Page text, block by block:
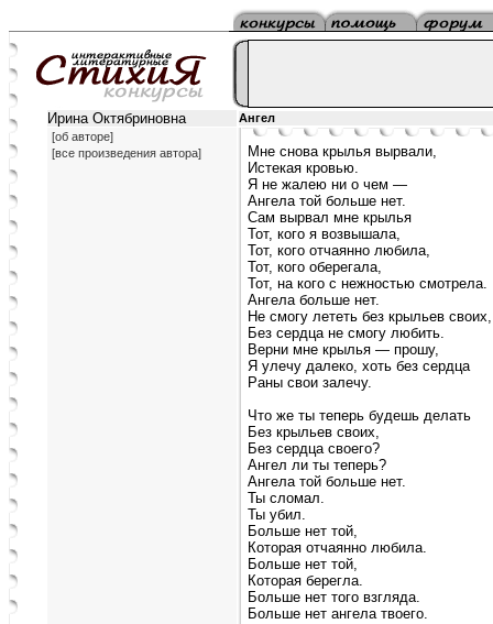
Ирина Октябриновна
Ангел
[об авторе]
[все произведения автора]
Мне снова крылья вырвали,
Истекая кровью.
Я не жалею ни о чем —
Ангела той больше нет.
Сам вырвал мне крылья
Тот, кого я возвышала,
Тот, кого отчаянно любила,
Тот, кого оберегала,
Тот, на кого с нежностью смотрела.
Ангела больше нет.
Не смогу лететь без крыльев своих,
Без сердца не смогу любить.
Верни мне крылья — прошу,
Я улечу далеко, хоть без сердца
Раны свои залечу.
Что же ты теперь будешь делать
Без крыльев своих,
Без сердца своего?
Ангел ли ты теперь?
Ангела той больше нет.
Ты сломал.
Ты убил.
Больше нет той,
Которая отчаянно любила.
Больше нет той,
Которая берегла.
Больше нет того взгляда.
Больше нет ангела твоего.